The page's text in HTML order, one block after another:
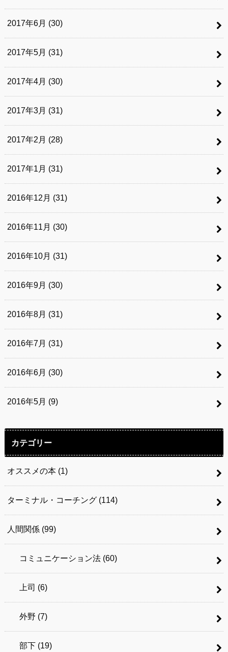
2017年6月 (30)
2017年5月 (31)
2017年4月 (30)
2017年3月 (31)
2017年2月 (28)
2017年1月 (31)
2016年12月 (31)
2016年11月 (30)
2016年10月 (31)
2016年9月 (30)
2016年8月 (31)
2016年7月 (31)
2016年6月 (30)
2016年5月 (9)
カテゴリー
オススメの本 (1)
ターミナル・コーチング (114)
人間関係 (99)
コミュニケーション法 (60)
上司 (6)
外野 (7)
部下 (19)